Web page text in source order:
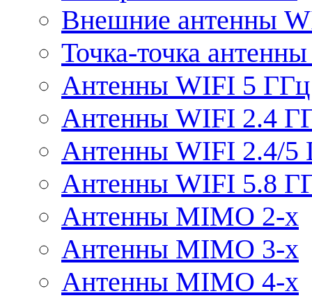
Внешние антенны
Точка-точка
Антенны WIFI 5 ГГц
Антенны WIFI 2.4
Антенны WIFI 2.4/5
Антенны WIFI 5.8
Антенны MIMO 2-x
Антенны MIMO 3-x
Антенны MIMO 4-x